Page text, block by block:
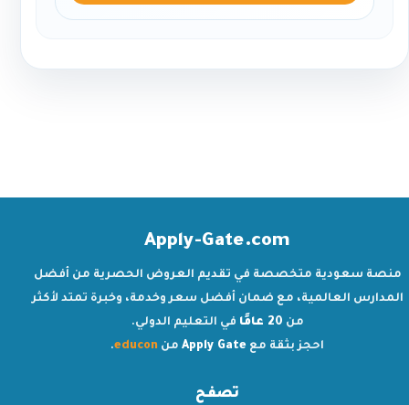
Apply-Gate.com
منصة سعودية متخصصة في تقديم العروض الحصرية من أفضل
المدارس العالمية، مع ضمان أفضل سعر وخدمة، وخبرة تمتد لأكثر
من 20 عامًا
في التعليم الدولي.
احجز بثقة مع Apply Gate من educon
.
تصفح